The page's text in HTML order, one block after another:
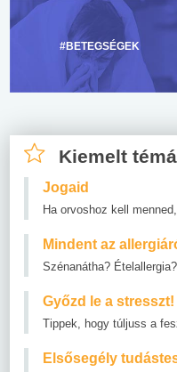
#BETEGSÉGEK
Kiemelt
Jogaid
Ha orvoshoz kell
Mindent az
Szénanátha?
Győzd le a stresszt!
Tippek, hogy túljuss a
Elsősegély